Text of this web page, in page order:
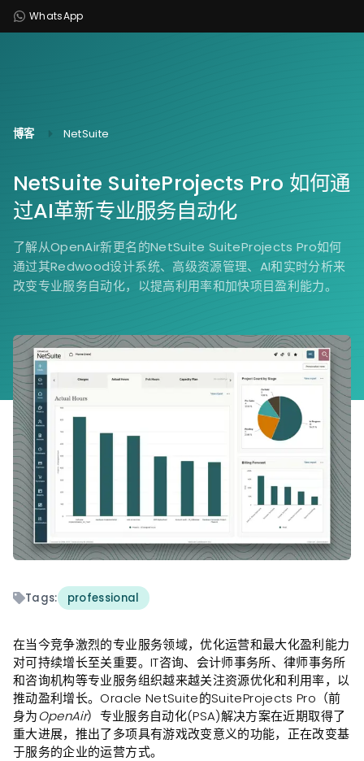
WhatsApp
博客 NetSuite
NetSuite SuiteProjects Pro 如何通
过AI革新专业服务自动化
了解从OpenAir新更名的NetSuite SuiteProjects Pro如何
通过其Redwood设计系统、高级资源管理、AI和实时分析来
改变专业服务自动化，以提高利用率和加快项目盈利能力。
Tags: professional
在当今竞争激烈的专业服务领域，优化运营和最大化盈利能力
对可持续增长至关重要。IT咨询、会计师事务所、律师事务所
和咨询机构等专业服务组织越来越关注资源优化和利用率，以
推动盈利增长。Oracle NetSuite的SuiteProjects Pro（前
身为OpenAir）专业服务自动化(PSA)解决方案在近期取得了
重大进展，推出了多项具有游戏改变意义的功能，正在改变基
于服务的企业的运营方式。